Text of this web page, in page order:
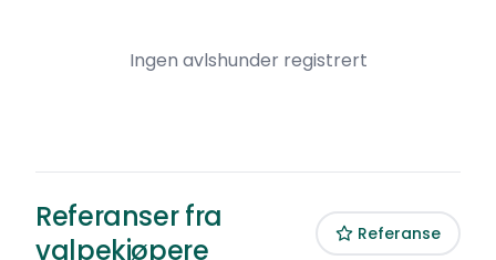
Ingen avlshunder registrert
Referanser fra
valpekjøpere
Referanse